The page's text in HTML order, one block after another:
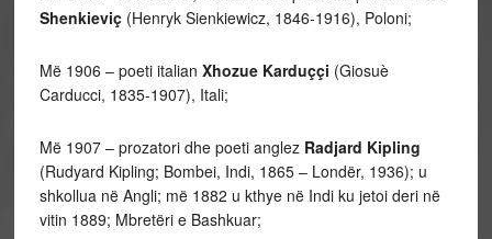
Shenkieviç (Henryk Sienkiewicz, 1846-1916), Poloni;
Më 1906 – poeti italian Xhozue Karduççi (Giosuè
Carducci, 1835-1907), Itali;
Më 1907 – prozatori dhe poeti anglez Radjard Kipling
(Rudyard Kipling; Bombei, Indi, 1865 – Londër, 1936); u
shkollua në Angli; më 1882 u kthye në Indi ku jetoi deri në
vitin 1889; Mbretëri e Bashkuar;